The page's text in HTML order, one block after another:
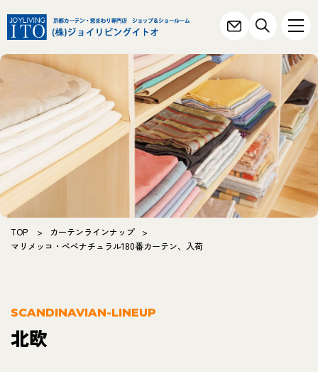
TOP > カーテンラインナップ
>
マリメッコ・ぺぺナチュラル180番カーテン、入荷
SCANDINAVIAN-LINEUP
北欧